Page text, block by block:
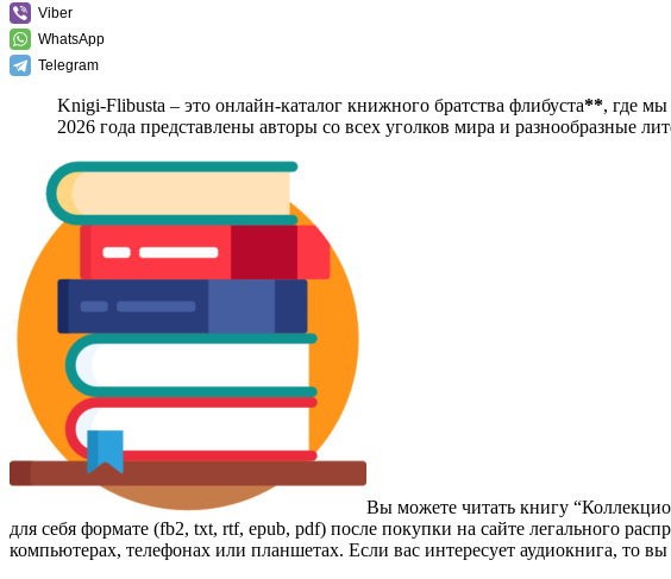
Viber
WhatsApp
Telegram
Knigi-Flibusta – это онлайн-каталог книжного братства флибуста**, где
2026 года представлены авторы со всех уголков мира и разнообразные
Вы можете читать книгу
для себя формате (fb2, txt, rtf, epub, pdf) после покупки на сайте легального
компьютерах, телефонах или планшетах. Если вас интересует аудиокнига, то